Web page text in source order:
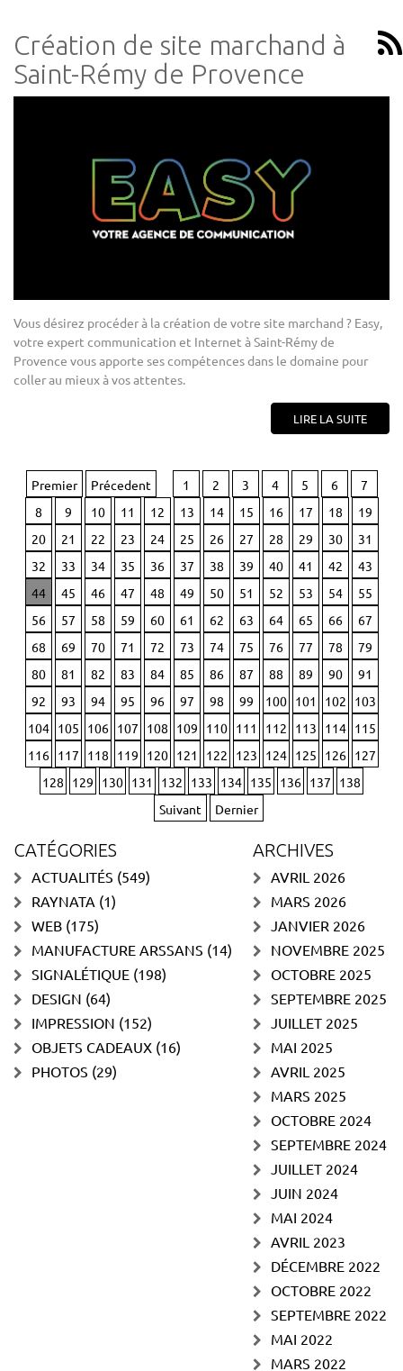
Création de site marchand à
Saint-Rémy de Provence
Vous désirez procéder à la création de votre site marchand ? Easy,
votre expert communication et Internet à Saint-Rémy de
Provence vous apporte ses compétences dans le domaine pour
coller au mieux à vos attentes.
LIRE LA SUITE
Premier Précedent 1 2 3 4 5 6
7
8
9 10 11 12 13 14 15 16 17 18
19
20
21 22 23 24 25 26 27 28 29 30
31
32
33 34 35 36 37 38 39 40 41 42
43
44
45 46 47 48 49 50 51 52 53 54
55
56
57 58 59 60 61 62 63 64 65 66
67
68
69 70 71 72 73 74 75 76 77 78
79
80
81 82 83 84 85 86 87 88 89 90
91
92
93 94 95 96 97 98 99 100 101 102
103
104 105 106 107 108 109 110 111 112 113 114 115
116 117 118 119 120 121 122 123 124 125 126 127
128
129 130 131 132 133 134 135 136 137
138
Suivant
Dernier
CATÉGORIES
ACTUALITÉS (549)
RAYNATA (1)
WEB (175)
MANUFACTURE ARSSANS (14)
SIGNALÉTIQUE (198)
DESIGN (64)
IMPRESSION (152)
OBJETS CADEAUX (16)
PHOTOS (29)
ARCHIVES
AVRIL 2026
MARS 2026
JANVIER 2026
NOVEMBRE 2025
OCTOBRE 2025
SEPTEMBRE 2025
JUILLET 2025
MAI 2025
AVRIL 2025
MARS 2025
OCTOBRE 2024
SEPTEMBRE 2024
JUILLET 2024
JUIN 2024
MAI 2024
AVRIL 2023
DÉCEMBRE 2022
OCTOBRE 2022
SEPTEMBRE 2022
MAI 2022
MARS 2022